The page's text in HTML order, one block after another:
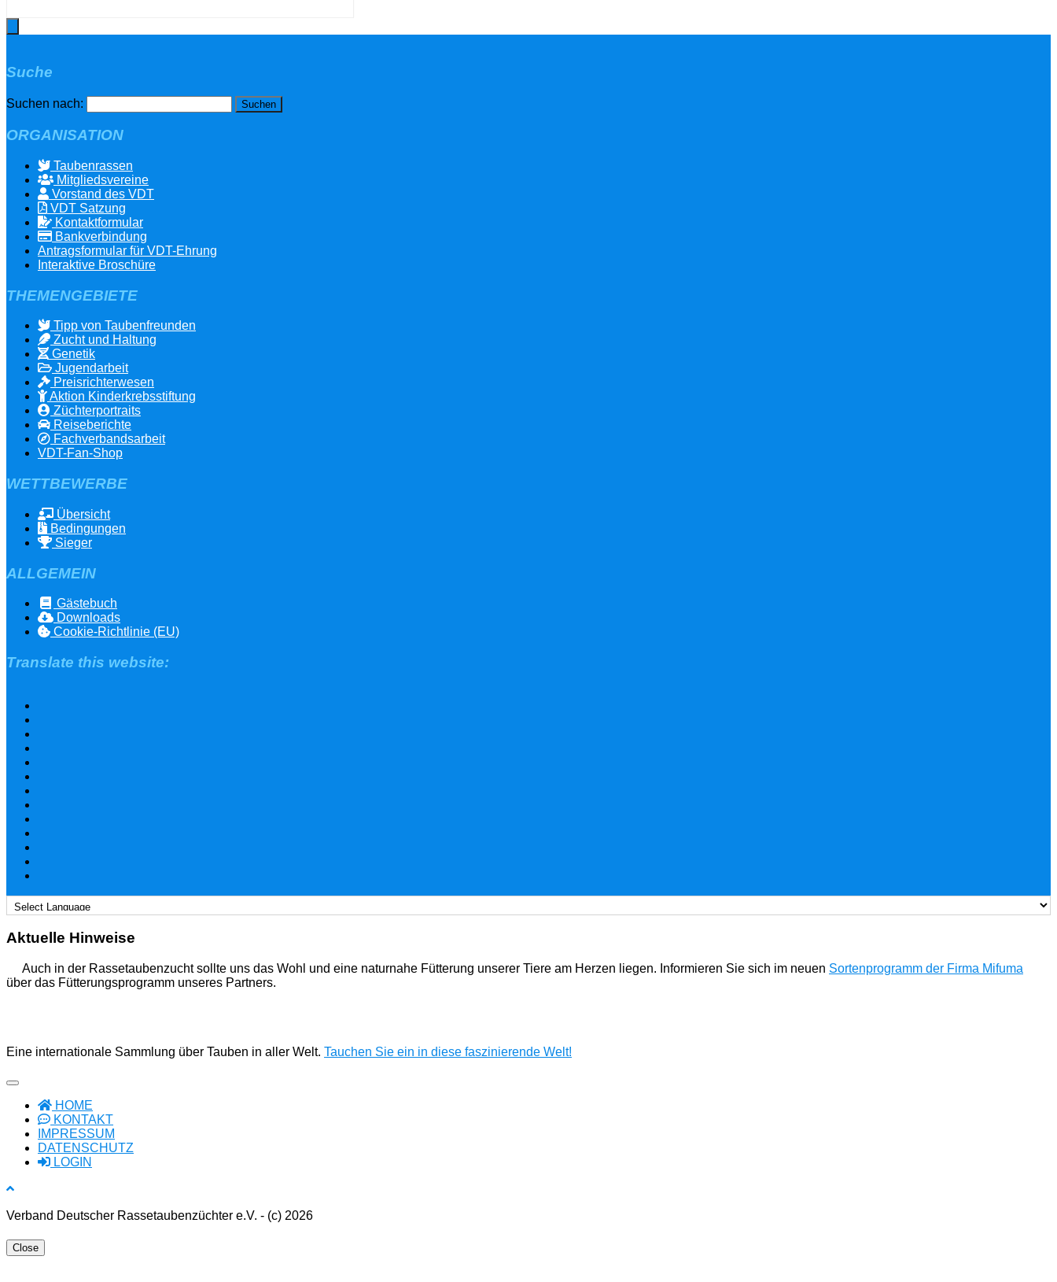
Suche
Suchen nach:
ORGANISATION
Taubenrassen
Mitgliedsvereine
Vorstand des VDT
VDT Satzung
Kontaktformular
Bankverbindung
Antragsformular für VDT-Ehrung
Interaktive Broschüre
THEMENGEBIETE
Tipp von Taubenfreunden
Zucht und Haltung
Genetik
Jugendarbeit
Preisrichterwesen
Aktion Kinderkrebsstiftung
Züchterportraits
Reiseberichte
Fachverbandsarbeit
VDT-Fan-Shop
WETTBEWERBE
Übersicht
Bedingungen
Sieger
ALLGEMEIN
Gästebuch
Downloads
Cookie-Richtlinie (EU)
Translate this website:
Aktuelle Hinweise
Auch in der Rassetaubenzucht sollte uns das Wohl und eine naturnahe Fütterung unserer Tiere am Herzen liegen. Informieren Sie sich im neuen Sortenprogramm der Firma Mifuma
über das Fütterungsprogramm unseres Partners.
Eine internationale Sammlung über Tauben in aller Welt. Tauchen Sie ein in diese faszinierende Welt!
HOME
KONTAKT
IMPRESSUM
DATENSCHUTZ
LOGIN
Verband Deutscher Rassetaubenzüchter e.V. - (c) 2026
Close